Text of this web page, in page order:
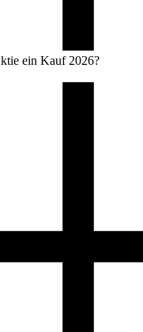
ein Kauf 2026?